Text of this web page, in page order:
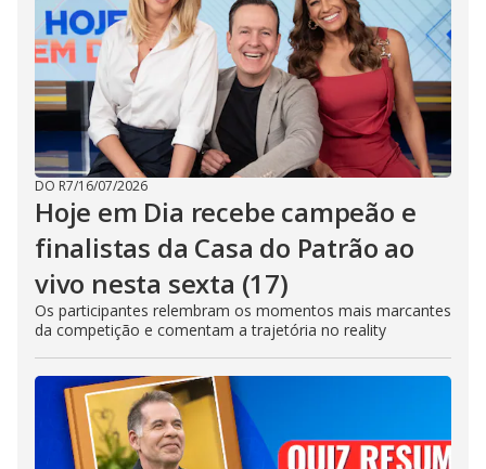
DO R7/16/07/2026
Hoje em Dia recebe campeão e
finalistas da Casa do Patrão ao
vivo nesta sexta (17)
Os participantes relembram os momentos mais marcantes
da competição e comentam a trajetória no reality